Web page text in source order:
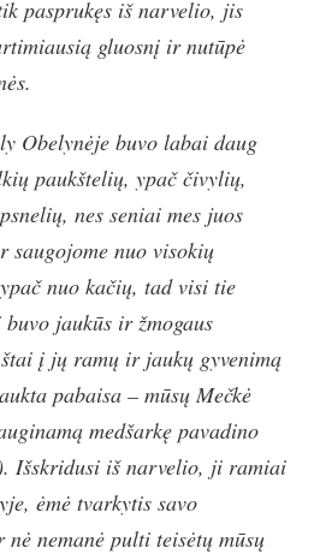
pasprukęs iš narvelio, jis
gluosnį ir nutūpė
Obelynėje buvo labai daug
paukštelių, ypač čivylių,
nes seniai mes juos
saugojome nuo visokių
nuo kačių, tad visi tie
jaukūs ir žmogaus
į jų ramų ir jaukų gyvenimą
pabaisa – mūsų Mečkė
medšarkę pavadino
Išskridusi iš narvelio, ji ramiai
ėmė tvarkytis savo
nė nemanė pulti teisėtų mūsų